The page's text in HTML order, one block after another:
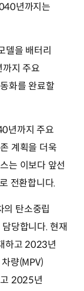
년까지는
을 배터리
지 주요
화를 완료할
년까지 주요
계획을 더욱
는 이보다 앞선
전환합니다.
의 탄소중립
당합니다. 현재
하고 2023년
량(MPV)
2025년